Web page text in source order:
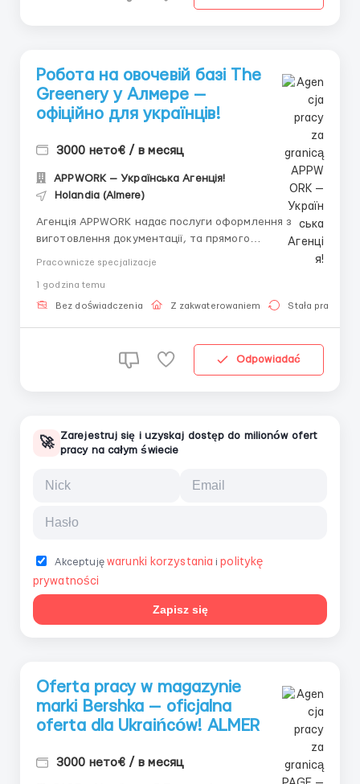
Робота на овочевій базі The
Greenery у Алмере —
офіційно для українців!
3000 нето€ / в месяц
APPWORK — Українська Агенція!
Holandia (Almere)
Агенція APPWORK надає послуги оформлення з
виготовлення документації, та прямого
онлайн: Спеціаліст: Денис Бойко Телефон для
консультацій \ для підбору вакансій: +48 889 248
Pracownicze specjalizacje
1 godzina temu
Bez doświadczenia Z zakwaterowaniem Stała praca
Odpowiadać
🚀
Zarejestruj się i uzyskaj dostęp do milionów ofert
pracy na całym świecie
Akceptujęwarunki korzystania i politykę
prywatności
Zapisz się
Oferta pracy w magazynie
marki Bershka — oficjalna
oferta dla Ukraińców! ALMER
3000 нето€ / в месяц